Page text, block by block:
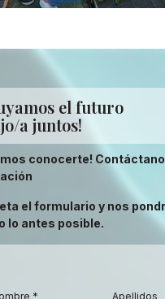
el futuro
a juntos!
conocerte!
el formulario y nos
lo antes posible.